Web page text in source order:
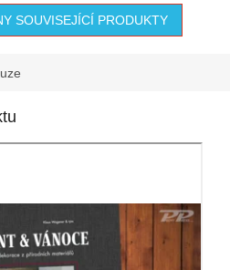
SOUVISEJÍCÍ PRODUKTY